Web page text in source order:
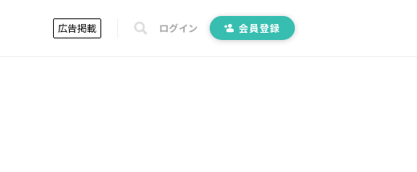
広告掲載 ログイン 会員登録